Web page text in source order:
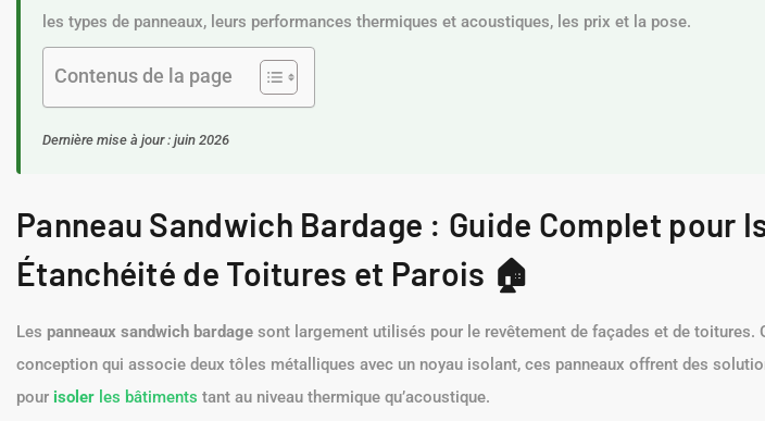
les types de panneaux, leurs performances thermiques et acoustiques, les prix et la pose.
Contenus de la page
Dernière mise à jour : juin 2026
Panneau Sandwich Bardage : Guide Complet pour
Étanchéité de Toitures et Parois 🏠
Les panneaux sandwich bardage sont largement utilisés pour le revêtement de façades et de toitures.
conception qui associe deux tôles métalliques avec un noyau isolant, ces panneaux offrent des
pour isoler les bâtiments tant au niveau thermique qu’acoustique.